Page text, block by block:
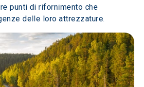
punti di rifornimento che
delle loro attrezzature.